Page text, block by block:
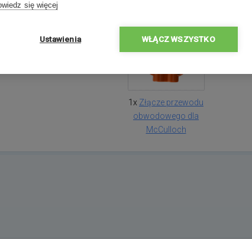
Zawartość
1x Złącze przewodu
obwodowego dla
McCulloch
się więcej
Ustawienia WŁĄCZ WSZYSTKO